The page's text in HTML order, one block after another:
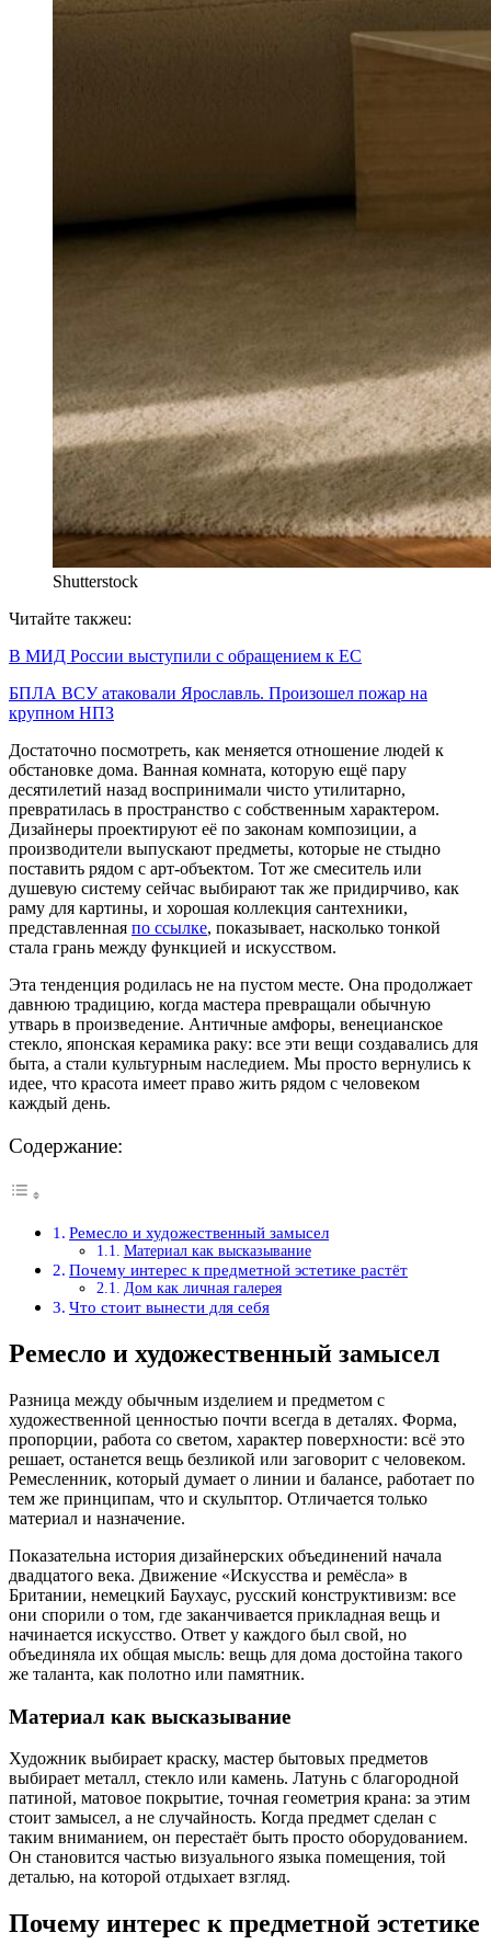
Shutterstock
Читайте такжеu:
В МИД России выступили с обращением к ЕС
БПЛА ВСУ атаковали Ярославль. Произошел пожар на
крупном НПЗ
Достаточно посмотреть, как меняется отношение людей к
обстановке дома. Ванная комната, которую ещё пару
десятилетий назад воспринимали чисто утилитарно,
превратилась в пространство с собственным характером.
Дизайнеры проектируют её по законам композиции, а
производители выпускают предметы, которые не стыдно
поставить рядом с арт-объектом. Тот же смеситель или
душевую систему сейчас выбирают так же придирчиво, как
раму для картины, и хорошая коллекция сантехники,
представленная по ссылке, показывает, насколько тонкой
стала грань между функцией и искусством.
Эта тенденция родилась не на пустом месте. Она продолжает
давнюю традицию, когда мастера превращали обычную
утварь в произведение. Античные амфоры, венецианское
стекло, японская керамика раку: все эти вещи создавались для
быта, а стали культурным наследием. Мы просто вернулись к
идее, что красота имеет право жить рядом с человеком
каждый день.
Содержание:
Ремесло и художественный замысел
Материал как высказывание
Почему интерес к предметной эстетике растёт
Дом как личная галерея
Что стоит вынести для себя
Ремесло и художественный замысел
Разница между обычным изделием и предметом с
художественной ценностью почти всегда в деталях. Форма,
пропорции, работа со светом, характер поверхности: всё это
решает, останется вещь безликой или заговорит с человеком.
Ремесленник, который думает о линии и балансе, работает по
тем же принципам, что и скульптор. Отличается только
материал и назначение.
Показательна история дизайнерских объединений начала
двадцатого века. Движение «Искусства и ремёсла» в
Британии, немецкий Баухаус, русский конструктивизм: все
они спорили о том, где заканчивается прикладная вещь и
начинается искусство. Ответ у каждого был свой, но
объединяла их общая мысль: вещь для дома достойна такого
же таланта, как полотно или памятник.
Материал как высказывание
Художник выбирает краску, мастер бытовых предметов
выбирает металл, стекло или камень. Латунь с благородной
патиной, матовое покрытие, точная геометрия крана: за этим
стоит замысел, а не случайность. Когда предмет сделан с
таким вниманием, он перестаёт быть просто оборудованием.
Он становится частью визуального языка помещения, той
деталью, на которой отдыхает взгляд.
Почему интерес к предметной эстетике